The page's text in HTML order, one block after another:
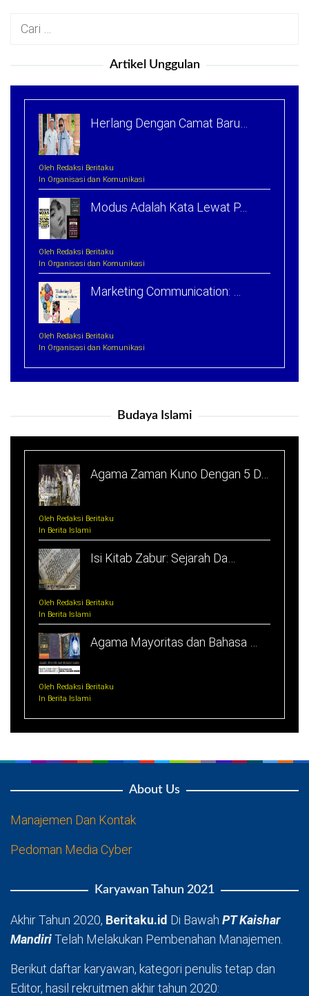
Cari
Artikel Unggulan
Herlang Dengan Camat Baru…
Oleh Redaksi Beritaku
In Organisasi dan Komunikasi
Modus Adalah Kata Lewat P…
Oleh Redaksi Beritaku
In Organisasi dan Komunikasi
Marketing Communication: …
Oleh Redaksi Beritaku
In Organisasi dan Komunikasi
Budaya Islami
Agama Zaman Kuno Dengan 5 D…
Oleh Redaksi Beritaku
In Berita Islami
Isi Kitab Zabur: Sejarah Da…
Oleh Redaksi Beritaku
In Berita Islami
Agama Mayoritas dan Bahasa …
Oleh Redaksi Beritaku
In Berita Islami
About Us
Manajemen Dan Kontak
Pedoman Media Cyber
Karyawan Tahun 2021
Akhir Tahun 2020, Beritaku.id Di Bawah PT Kaishar
MandiriTelah Melakukan Pembenahan Manajemen.
Berikut daftar karyawan, kategori penulis tetap dan
Editor, hasil rekruitmen akhir tahun 2020: